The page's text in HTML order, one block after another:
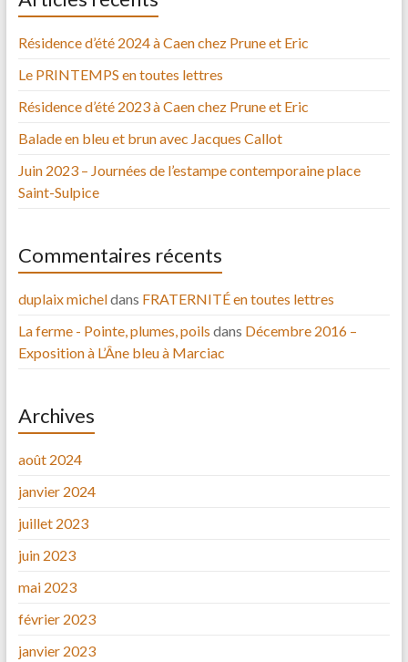
Résidence d’été 2024 à Caen chez Prune et Eric
Le PRINTEMPS en toutes lettres
Résidence d’été 2023 à Caen chez Prune et Eric
Balade en bleu et brun avec Jacques Callot
Juin 2023 – Journées de l’estampe contemporaine place
Saint-Sulpice
Commentaires récents
duplaix micheldans FRATERNITÉ en toutes lettres
La ferme - Pointe, plumes, poils dans Décembre 2016 –
Exposition à L’Âne bleu à Marciac
Archives
août 2024
janvier 2024
juillet 2023
juin 2023
mai 2023
février 2023
janvier 2023